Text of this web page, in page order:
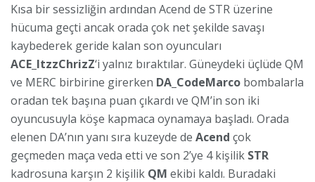
Kısa bir sessizliğin ardından Acend de STR üzerine
hücuma geçti ancak orada çok net şekilde savaşı
kaybederek geride kalan son oyuncuları
ACE_ItzzChrizZ‘i yalnız bıraktılar. Güneydeki üçlüde QM
ve MERC birbirine girerken DA_CodeMarco bombalarla
oradan tek başına puan çıkardı ve QM’in son iki
oyuncusuyla köşe kapmaca oynamaya başladı. Orada
elenen DA’nın yanı sıra kuzeyde de Acend çok
geçmeden maça veda etti ve son 2’ye 4 kişilik STR
kadrosuna karşın 2 kişilik QM ekibi kaldı. Buradaki